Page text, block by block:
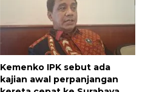
Kemenko IPK sebut ada
kajian awal perpanjangan